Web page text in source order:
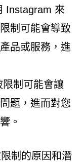
Instagram 來
制可能會導致
品或服務，進
限制可能會讓
題，進而對您
。
制的原因和潛